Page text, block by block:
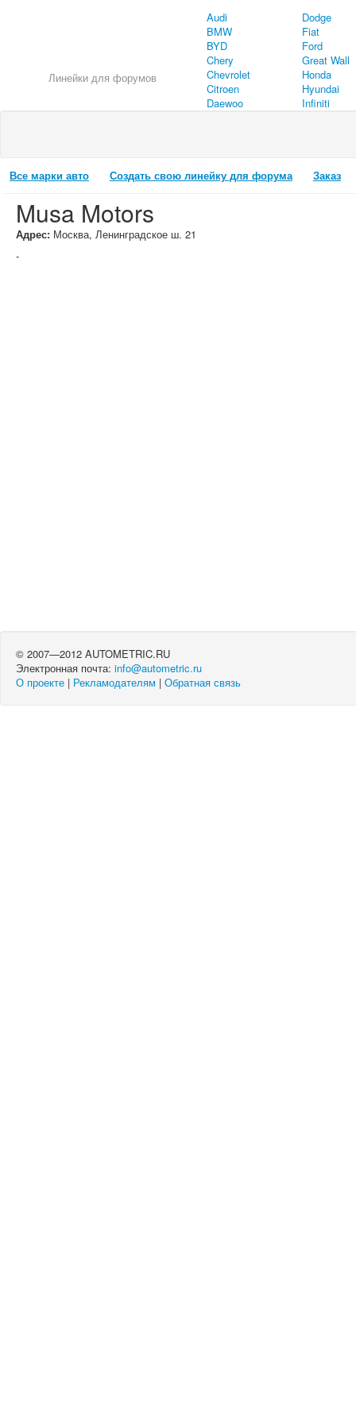
Линейки для форумов
Audi
BMW
BYD
Chery
Chevrolet
Citroen
Daewoo
Dodge
Fiat
Ford
Great Wall
Honda
Hyundai
Infiniti
Все марки авто Создать свою линейку для форума Заказ
Musa Motors
Адрес: Москва, Ленинградское ш. 21
-
© 2007—2012 AUTOMETRIC.RU
Электронная почта: info@autometric.ru
О проекте | Рекламодателям | Обратная связь